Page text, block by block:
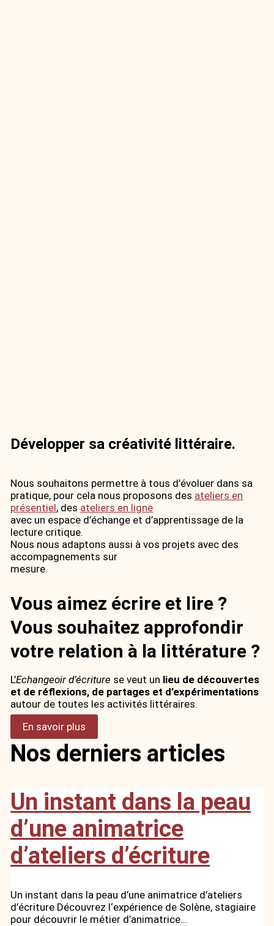
Développer sa créativité littéraire.
Nous souhaitons permettre à tous d’évoluer dans sa
pratique, pour cela nous proposons des ateliers en
présentiel, des ateliers en ligne
avec un espace d’échange et d’apprentissage de la
lecture critique.
Nous nous adaptons aussi à vos projets avec des
accompagnements sur
mesure.
Vous aimez écrire et lire ?
Vous souhaitez approfondir
votre relation à la littérature ?
L’Echangeoir d’écriture se veut un lieu de découvertes
et de réflexions, de partages et d’expérimentations
autour de toutes les activités littéraires.
En savoir plus
Nos derniers articles
Un instant dans la peau
d’une animatrice
d’ateliers d’écriture
Un instant dans la peau d’une animatrice d’ateliers
d’écriture Découvrez l‘expérience de Solène, stagiaire
pour découvrir le métier d’animatrice…